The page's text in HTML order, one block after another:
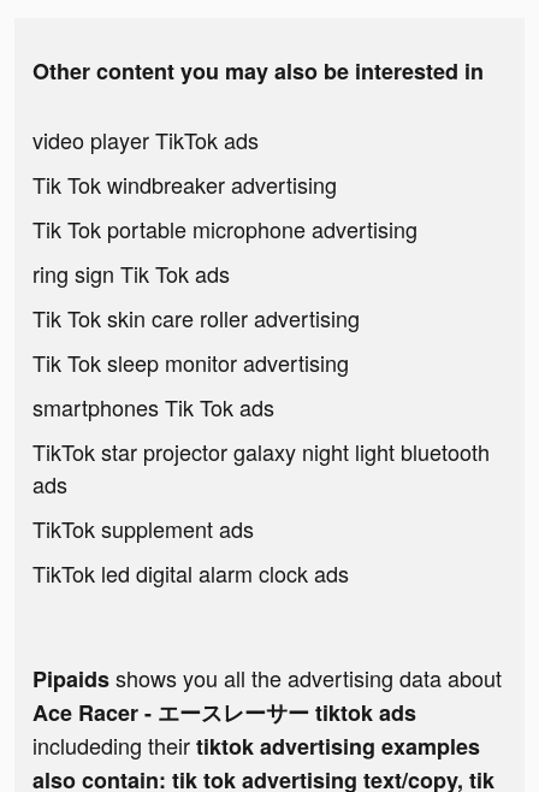
Other content you may also be interested in
video player TikTok ads
Tik Tok windbreaker advertising
Tik Tok portable microphone advertising
ring sign Tik Tok ads
Tik Tok skin care roller advertising
Tik Tok sleep monitor advertising
smartphones Tik Tok ads
TikTok star projector galaxy night light bluetooth
ads
TikTok supplement ads
TikTok led digital alarm clock ads
Pipaidsshows you all the advertising data about
Ace Racer - エースレーサー tiktok ads
includeding theirtiktok advertising examples
also contain: tik tok advertising text/copy, tik